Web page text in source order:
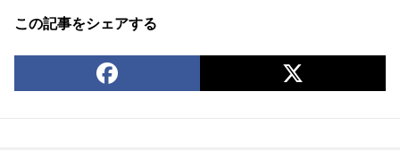
この記事をシェアする